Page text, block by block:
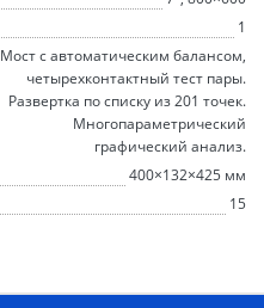
1
Мост с автоматическим балансом,
четырехконтактный тест пары.
Развертка по списку из 201 точек.
Многопараметрический
графический анализ.
400×132×425 мм
15